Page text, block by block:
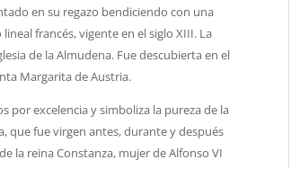
en su regazo bendiciendo con una
francés, vigente en el siglo XIII. La
de la Almudena. Fue descubierta en el
Margarita de Austria.
por excelencia y simboliza la pureza de la
que fue virgen antes, durante y después
la reina Constanza, mujer de Alfonso VI